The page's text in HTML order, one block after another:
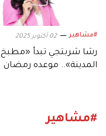
#مشاهير 02 أكتوبر 2025
رشا شربتجي تبدأ «مطبخ
المدينة».. موعده رمضان
#مشاهير